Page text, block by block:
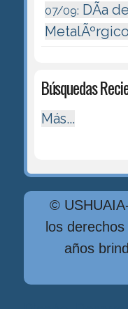
07/09: DÃ­a
MetalÃºrgico
Búsquedas
Más...
©
los
años